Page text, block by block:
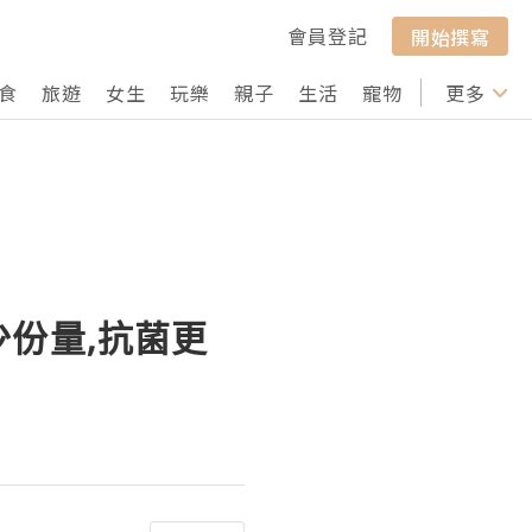
會員登記
開始撰寫
旅遊 女生 玩樂 親子 生活 寵物 行山 打卡
更多
量,抗菌更